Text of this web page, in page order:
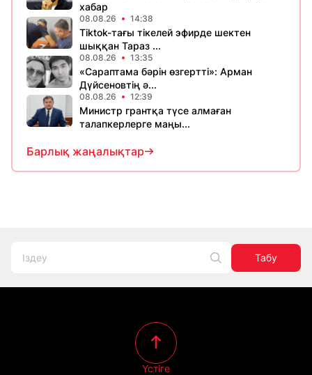
хабар
08.08.26 14:38
Tiktok-тағы тікелей эфирде шектен
шыққан Тараз ...
08.08.26 13:35
«Сараптама бәрін өзгертті»: Арман
Дүйсеновтің ә...
08.08.26 12:39
Министр грантқа түсе алмаған
талапкерлерге маңы...
Барлық жаңалықтар
Табу
Үстіге